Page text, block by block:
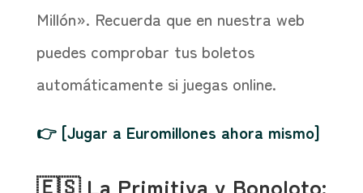
Millón». Recuerda que en nuestra web
puedes comprobar tus boletos
automáticamente si juegas online.
👉 [Jugar a Euromillones ahora mismo]
🇪🇸 La Primitiva y Bonoloto: